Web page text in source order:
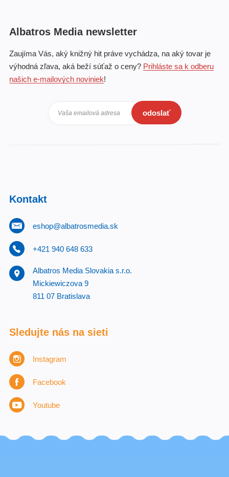
Albatros Media newsletter
Zaujíma Vás, aký knižný hit práve vychádza, na aký tovar je
výhodná zľava, aká beží súťaž o ceny? Prihláste sa k odberu
našich e-mailových noviniek!
Vaša emailová adresa odoslať
Kontakt
eshop@albatrosmedia.sk
+421 940 648 633
Albatros Media Slovakia s.r.o.
Mickiewiczova 9
811 07 Bratislava
Sledujte nás na sieti
Instagram
Facebook
Youtube